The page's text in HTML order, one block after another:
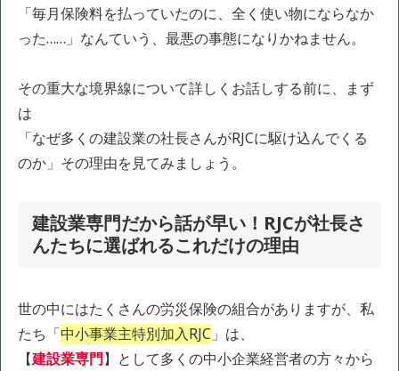
「毎月保険料を払っていたのに、全く使い物にならなか
った……」なんていう、最悪の事態になりかねません。
その重大な境界線について詳しくお話しする前に、まず
は
「なぜ多くの建設業の社長さんがRJCに駆け込んでくる
のか」その理由を見てみましょう。
建設業専門だから話が早い！RJCが社長さ
んたちに選ばれるこれだけの理由
世の中にはたくさんの労災保険の組合がありますが、私
たち「中小事業主特別加入RJC 」は、
【建設業専門】として多くの中小企業経営者の方々から